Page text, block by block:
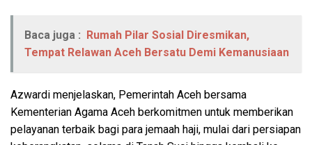
Baca juga : Rumah Pilar Sosial Diresmikan,
Tempat Relawan Aceh Bersatu Demi Kemanusiaan
Azwardi menjelaskan, Pemerintah Aceh bersama
Kementerian Agama Aceh berkomitmen untuk memberikan
pelayanan terbaik bagi para jemaah haji, mulai dari persiapan